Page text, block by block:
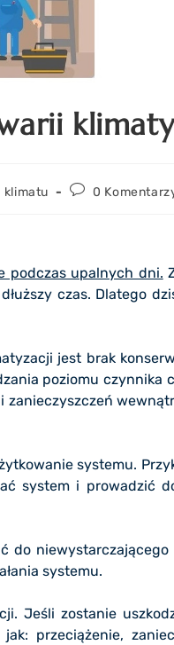
klimatu 0
podczas upalnych dni.
czas. Dlatego
jest brak
poziomu czynnika
systemu.
system i prowadzić
do
systemu.
Jeśli zostanie
przeciążenie,